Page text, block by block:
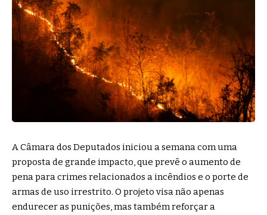
A Câmara dos Deputados iniciou a semana com uma
proposta de grande impacto, que prevê o aumento de
pena para crimes relacionados a incêndios e o porte de
armas de uso irrestrito. O projeto visa não apenas
endurecer as punições, mas também reforçar a